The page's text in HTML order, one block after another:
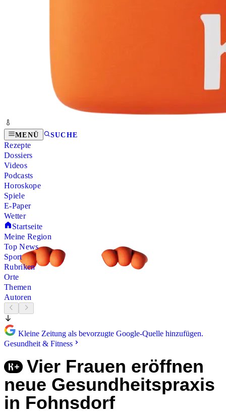
MENÜ SUCHE
Rezepte
Dossiers
Videos
Podcasts
Horoskope
Spiele
E-Paper
Wetter
Startseite
Meine Region
Top News
Sport
Rubriken
Orte
Themen
Autoren
Kleine Zeitung als bevorzugte Google-Quelle hinzufügen.
Gesundheit & Fitness
Vier Frauen eröffnen
neue Gesundheitspraxis
in Fohnsdorf